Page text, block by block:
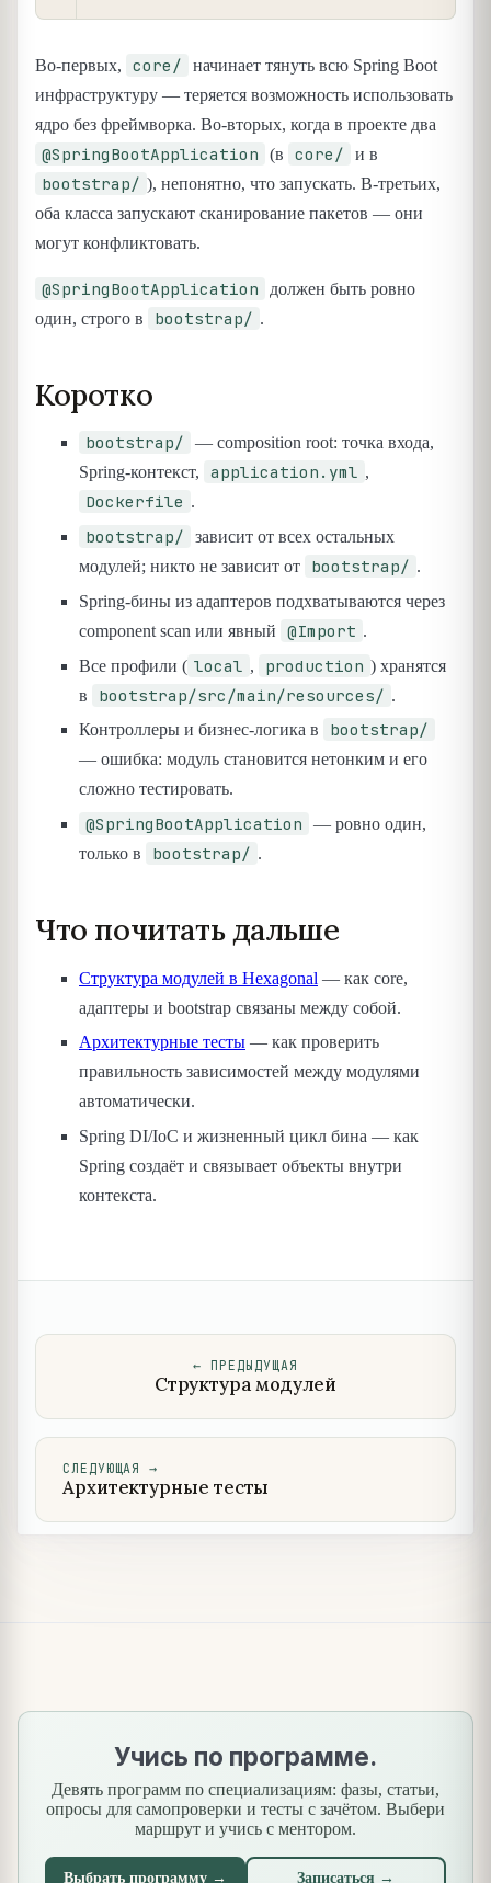
Во-первых, core/
начинает тянуть всю Spring Boot
инфраструктуру — теряется возможность использовать
ядро без фреймворка. Во-вторых, когда в проекте два
@SpringBootApplication (в core/ и в
bootstrap/ ), непонятно, что запускать. В-третьих,
оба класса запускают сканирование пакетов — они
могут конфликтовать.
@SpringBootApplication
должен быть ровно
один, строго в
bootstrap/ .
Коротко
bootstrap/
— composition root: точка входа,
Spring-контекст,
application.yml ,
Dockerfile .
bootstrap/
зависит от всех остальных
модулей; никто не зависит от
bootstrap/ .
Spring-бины из адаптеров подхватываются через
component scan или явный
@Import .
Все профили ( local , production ) хранятся
в
bootstrap/src/main/resources/ .
Контроллеры и бизнес-логика в
bootstrap/
— ошибка: модуль становится нетонким и его
сложно тестировать.
@SpringBootApplication
— ровно один,
только в
bootstrap/ .
Что почитать дальше
Структура модулей в Hexagonal — как core,
адаптеры и bootstrap связаны между собой.
Архитектурные тесты — как проверить
правильность зависимостей между модулями
автоматически.
Spring DI/IoC и жизненный цикл бина — как
Spring создаёт и связывает объекты внутри
контекста.
← ПРЕДЫДУЩАЯ
Структура модулей
СЛЕДУЮЩАЯ →
Архитектурные тесты
Учись по программе.
Девять программ по специализациям: фазы, статьи,
опросы для самопроверки и тесты с зачётом. Выбери
маршрут и учись с ментором.
Выбрать программу → Записаться →